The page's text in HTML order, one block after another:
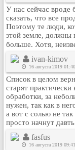
Ещё
Пользователи /
Группы
Норм
Музыкальный
Видео архив
Дело
Организации
Объявления
Рейтинг сайтов
Полная версия
У нас сейчас
сказать, что все
Поэтому те люди,
этой земле, должны
больше. Хотя,
ivan-kimov
16 августа 2019 01:40
Список в целом
старят
обработки, за
нужен, так как в
а вот с солью не
просто начнут
fasfus
16 августа 2019 09:41